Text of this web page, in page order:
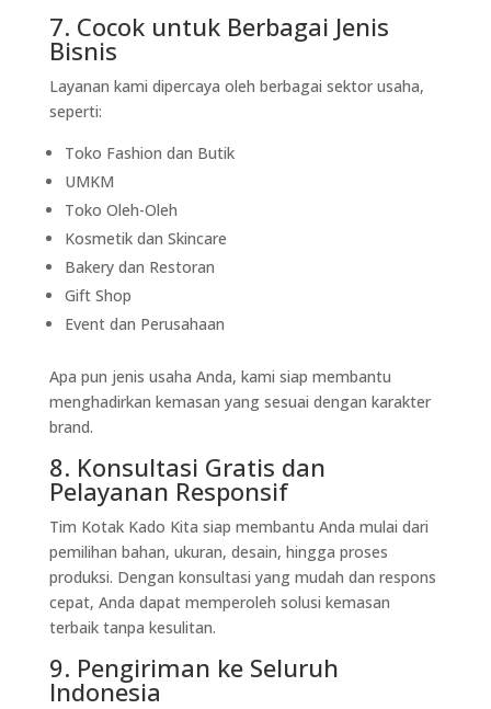
7. Cocok untuk Berbagai Jenis
Bisnis
Layanan kami dipercaya oleh berbagai sektor usaha,
seperti:
Toko Fashion dan Butik
UMKM
Toko Oleh-Oleh
Kosmetik dan Skincare
Bakery dan Restoran
Gift Shop
Event dan Perusahaan
Apa pun jenis usaha Anda, kami siap membantu
menghadirkan kemasan yang sesuai dengan karakter
brand.
8. Konsultasi Gratis dan
Pelayanan Responsif
Tim Kotak Kado Kita siap membantu Anda mulai dari
pemilihan bahan, ukuran, desain, hingga proses
produksi. Dengan konsultasi yang mudah dan respons
cepat, Anda dapat memperoleh solusi kemasan
terbaik tanpa kesulitan.
9. Pengiriman ke Seluruh
Indonesia